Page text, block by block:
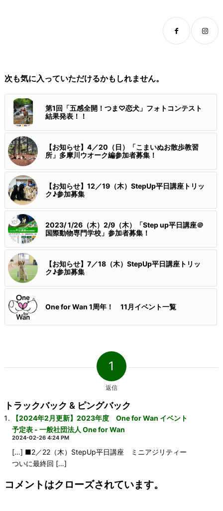
次も気に入っていただけるかもしれません。
第1回「五感全開！つま♡恋犬」フォトコンテスト
結果発表！！
【お知らせ】4／20（日）「こまいぬお散歩教習
所」多摩川ウオーク編参加者募集！
【お知らせ】12／19（木）StepUp平日講座トリッ
ク♪参加募集
2023/ 1/26（木）2/9（木）「Step up平日講座＠
国際動物専門学校」参加者募集！
【お知らせ】7／18（木）StepUp平日講座トリッ
ク♪参加募集
One for Wan 1周年！ 11月イベント一覧
1
返信
トラックバック & ピングバック
【2024年2月更新】2023年度 One for Wan イベント
予定表 - 一般社団法人 One for Wan
2024-02-26 4:24 PM
[…] ■2／22（木）StepUp平日講座 ミニアジリティー
ついに最終回 […]
コメントはクローズされています。